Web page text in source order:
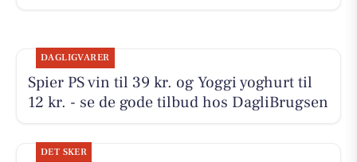
DAGLIGVARER
Spier PS vin til 39 kr. og Yoggi yoghurt til
12 kr. - se de gode tilbud hos DagliBrugsen
DET SKER